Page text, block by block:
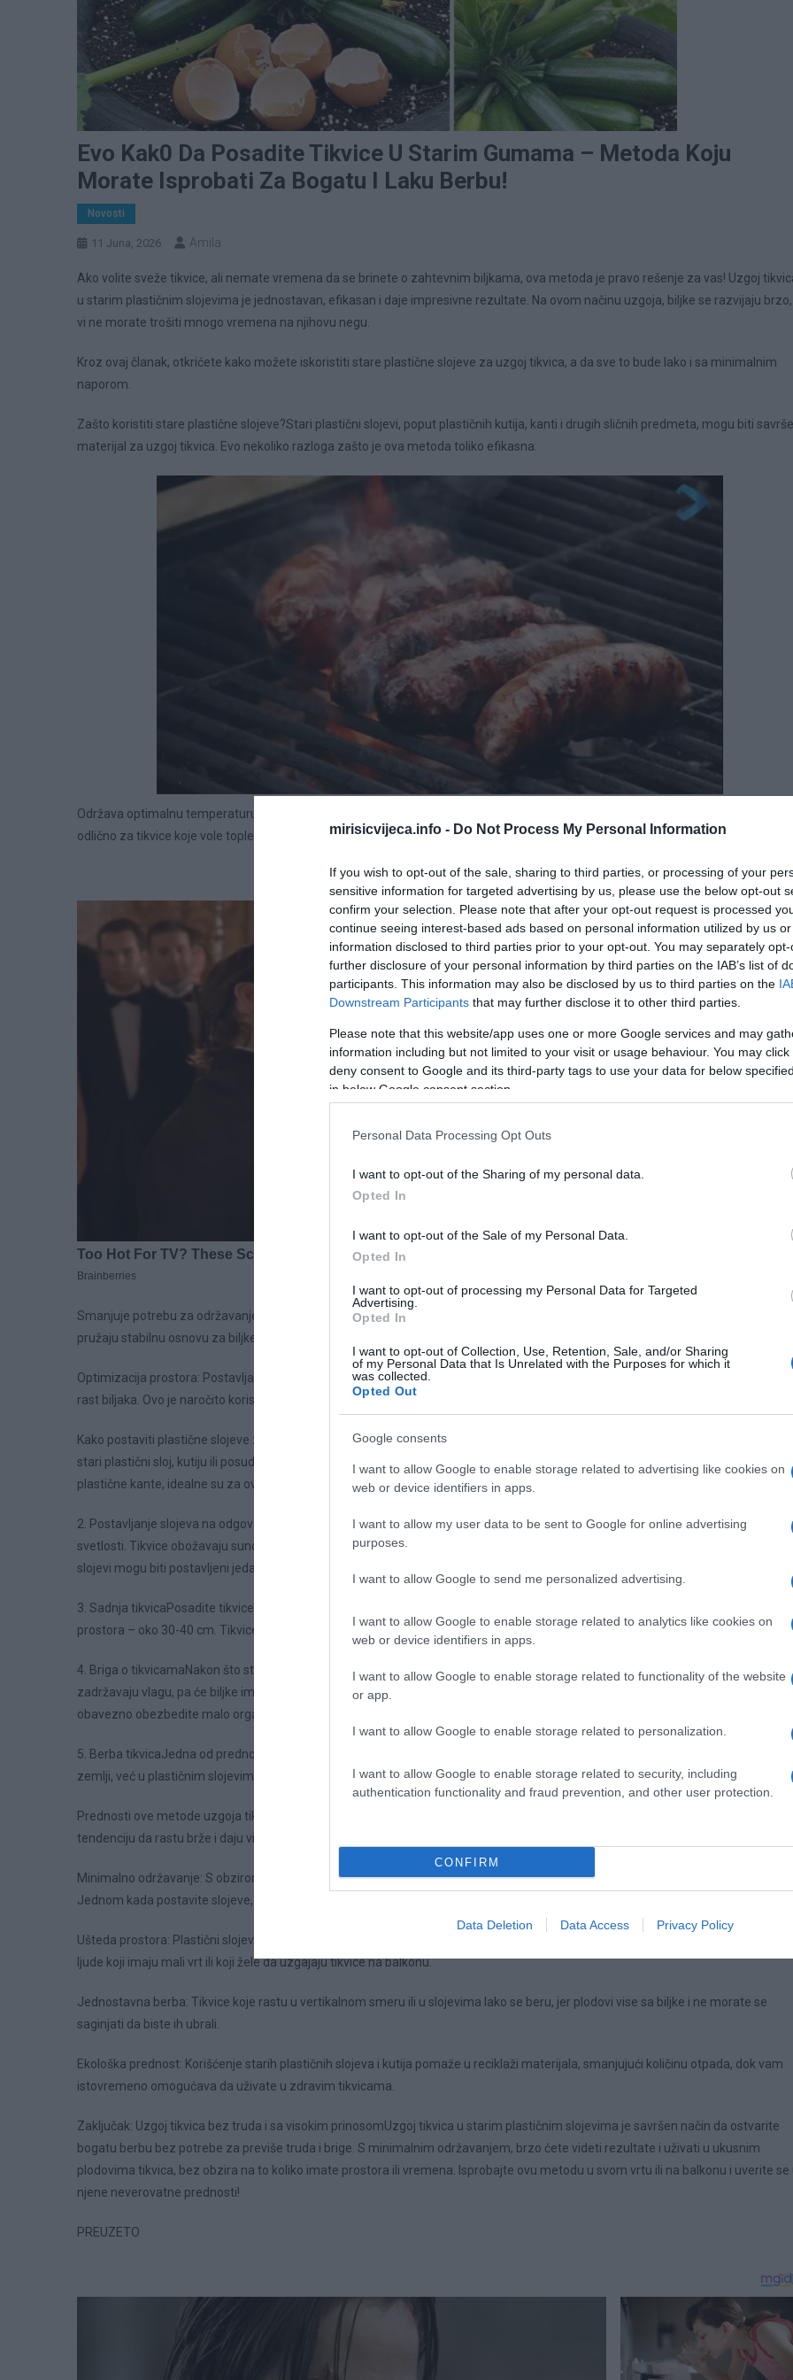
mirisicvijeca.info - Do Not Process My Personal Information
If you wish to opt-out of the sale, sharing to third parties, or processing of your
sensitive information for targeted advertising by us, please use the below opt-out
confirm your selection. Please note that after your opt-out request is processed
continue seeing interest-based ads based on personal information utilized by us
information disclosed to third parties prior to your opt-out. You may separately
further disclosure of your personal information by third parties on the IAB’s list of
participants. This information may also be disclosed by us to third parties on the
Downstream Participants that may further disclose it to other third parties.
Please note that this website/app uses one or more Google services and may
information including but not limited to your visit or usage behaviour. You may
deny consent to Google and its third-party tags to use your data for below
in below Google consent section.
Personal Data Processing Opt Outs
I want to opt-out of the Sharing of my personal data.
Opted In
I want to opt-out of the Sale of my Personal Data.
Opted In
I want to opt-out of processing my Personal Data for Targeted
Advertising.
Opted In
I want to opt-out of Collection, Use, Retention, Sale, and/or Sharing
of my Personal Data that Is Unrelated with the Purposes for which it
was collected.
Opted Out
Google consents
I want to allow Google to enable storage related to advertising like cookies on
web or device identifiers in apps.
I want to allow my user data to be sent to Google for online advertising
purposes.
I want to allow Google to send me personalized advertising.
I want to allow Google to enable storage related to analytics like cookies on
web or device identifiers in apps.
I want to allow Google to enable storage related to functionality of the website
or app.
I want to allow Google to enable storage related to personalization.
I want to allow Google to enable storage related to security, including
authentication functionality and fraud prevention, and other user protection.
CONFIRM
Data Deletion Data Access Privacy Policy
Evo Kak0 Da Posadite Tikvice U Starim Gumama – Metoda Koju
Morate Isprobati Za Bogatu I Laku Berbu!
Novosti
11 Juna, 2026 Amila
Ako volite sveže tikvice, ali nemate vremena da se brinete o zahtevnim biljkama, ova metoda je pravo rešenje za vas! Uzgoj
u starim plastičnim slojevima je jednostavan, efikasan i daje impresivne rezultate. Na ovom načinu uzgoja, biljke se razvijaju
vi ne morate trošiti mnogo vremena na njihovu negu.
Kroz ovaj članak, otkrićete kako možete iskoristiti stare plastične slojeve za uzgoj tikvica, a da sve to bude lako i sa minimalnim
naporom.
Zašto koristiti stare plastične slojeve?Stari plastični slojevi, poput plastičnih kutija, kanti i drugih sličnih predmeta, mogu biti
materijal za uzgoj tikvica. Evo nekoliko razloga zašto je ova metoda toliko efikasna:
Održava optimalnu temperaturu i vlagu: Plastične kutije pomažu u održavanju stabilne temperature i vlažnosti zemljišta, što je
odlično za tikvice koje vole tople i vlažne uslove.
Smanjuje potrebu za održavanjem: Ova metoda smanjuje potrebu za stalnim zalivanjem i okopavanjem, jer plastične kutije
pružaju stabilnu osnovu za biljke i bolje zadržavaju vlagu.
Optimizacija prostora: Postavljanjem plastičnih slojeva vertikalno, možete uštedeti prostor u vrtu i stvoriti idealne uslove za brzi
rast biljaka. Ovo je naročito korisno za male vrtove ili balkone.
Kako postaviti plastične slojeve za uzgoj tikvica?1. Odabir odgovarajućih plastičnih slojevaZa ovu metodu možete koristiti bilo koji
stari plastični sloj, kutiju ili posudu koju imate kod kuće. Plastične kutije koje su dovoljno velike da prime korenov sistem tikvica,
plastične kante, idealne su za ovaj posao. Bitno je samo da kutija ili sloj imaju nekoliko rupa na dnu za dobru drenažu.
2. Postavljanje slojeva na odgovarajuće mestoPlastične kutije ili slojeve treba postaviti na mesto koje prima puno sunčeve
svetlosti. Tikvice obožavaju sunce i treba im 6-8 sati sunčeve svetlosti dnevno kako bi optimalno rasle. Ako nemate puno
slojevi mogu biti postavljeni jedan na drugi, što vam omogućava da iskoristite vertikalni prostor.
3. Sadnja tikvicaPosadite tikvice u pripremljene plastične slojeve. Razmaknite biljke tako da između svake ostavite dovoljno
prostora – oko 30-40 cm. Tikvice su biljke koje mogu brzo rasti, pa im je potrebno dovoljno mesta za širenje.
4. Briga o tikvicamaNakon što ste posadili tikvice, jedino što treba da uradite jeste da ih povremeno zalivate. Plastične kutije
zadržavaju vlagu, pa će biljke imati stabilnu količinu vode. Ako primetite da je tlo previše suvo, dodajte malo vode. Takođe,
obavezno obezbedite malo organskog džubriva ili komposta koji će dodatno hraniti biljke.
5. Berba tikvicaJedna od prednosti ove metode je što će plodovi rasti brzo, a berba će biti jednostavna, jer tikvice neće biti na
zemlji, već u plastičnim slojevima. Prvo će biti male i vesele, pa će berba biti brza i efikasna.
Prednosti ove metode uzgoja tikvicaVisok prinos: Tikvice koje rastu u stabilnim uslovima, kao što su plastične kutije, imaju
tendenciju da rastu brže i daju više plodova nego biljke koje rastu na otvorenom zemljištu.
Minimalno održavanje: S obzirom na to da plastični slojevi zadržavaju vlagu i temperature stabilnim, biljke ne zahtevaju puno
Jednom kada postavite slojeve, tikvice samo treba povremeno zalivati.
Ušteda prostora: Plastični slojevi omogućavaju korišćenje vertikalnog prostora, čime štedite prostor u vrtu. Ovo je odlična opcija
ljude koji imaju mali vrt ili koji žele da uzgajaju tikvice na balkonu.
Jednostavna berba: Tikvice koje rastu u vertikalnom smeru ili u slojevima lako se beru, jer plodovi vise sa biljke i ne morate se
saginjati da biste ih ubrali.
Ekološka prednost: Korišćenje starih plastičnih slojeva i kutija pomaže u reciklaži materijala, smanjujući količinu otpada, dok vam
istovremeno omogućava da uživate u zdravim tikvicama.
Zaključak: Uzgoj tikvica bez truda i sa visokim prinosomUzgoj tikvica u starim plastičnim slojevima je savršen način da ostvarite
bogatu berbu bez potrebe za previše truda i brige. S minimalnim održavanjem, brzo ćete videti rezultate i uživati u ukusnim
plodovima tikvica, bez obzira na to koliko imate prostora ili vremena. Isprobajte ovu metodu u svom vrtu ili na balkonu i uverite se
njene neverovatne prednosti!
PREUZETO